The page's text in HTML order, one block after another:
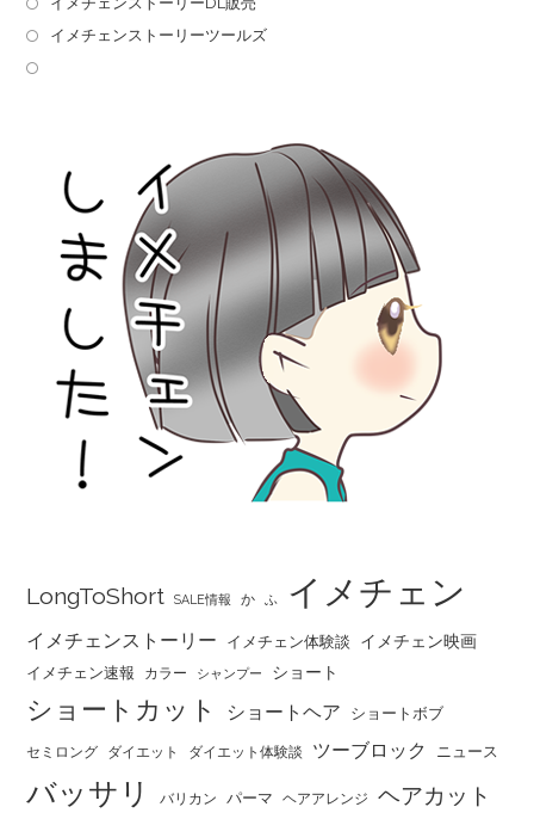
イメチェンストーリーツールズ
LongToShort SALE情報 か ふ イメチェン
イメチェンストーリー イメチェン体験談 イメチェン映画
イメチェン速報 カラー シャンプー ショート
ショートカット ショートヘア ショートボブ
セミロング ダイエット ダイエット体験談 ツーブロック ニュース
バッサリ バリカン パーマ ヘアアレンジ ヘアカット